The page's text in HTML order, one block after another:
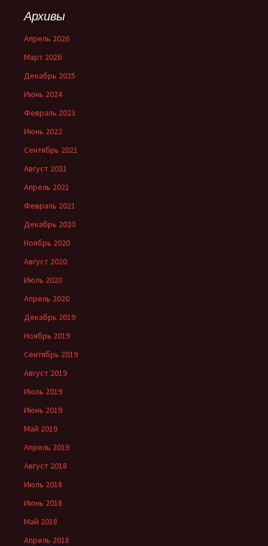
Архивы
Апрель 2026
Март 2026
Декабрь 2025
Июнь 2024
Февраль 2023
Июнь 2022
Сентябрь 2021
Август 2021
Апрель 2021
Февраль 2021
Декабрь 2020
Ноябрь 2020
Август 2020
Июль 2020
Апрель 2020
Декабрь 2019
Ноябрь 2019
Сентябрь 2019
Август 2019
Июль 2019
Июнь 2019
Май 2019
Апрель 2019
Август 2018
Июль 2018
Июнь 2018
Май 2018
Апрель 2018